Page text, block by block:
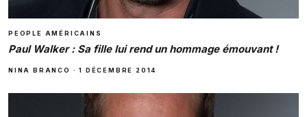
PEOPLE AMÉRICAINS
Paul Walker : Sa fille lui rend un hommage émouvant !
NINA BRANCO ·1 DÉCEMBRE 2014